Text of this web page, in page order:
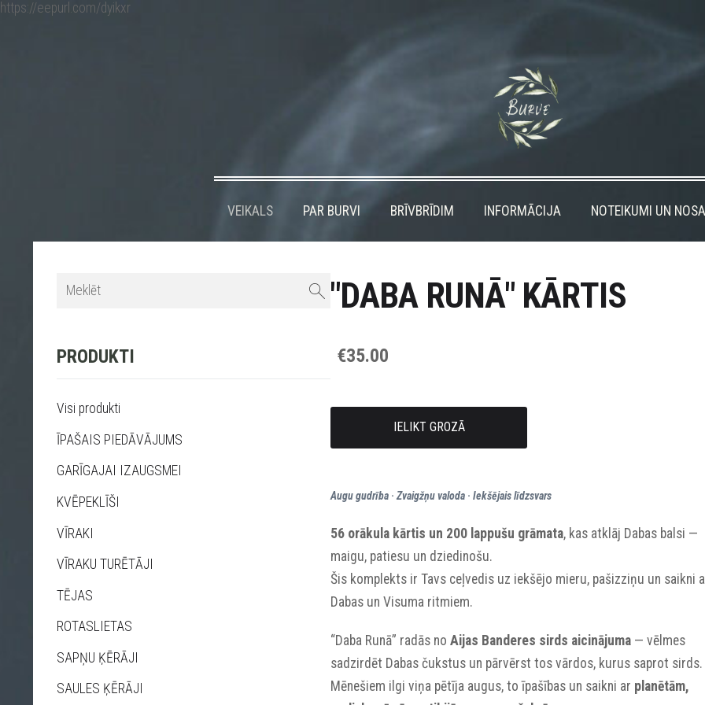
https://eepurl.com/dyikxr
VEIKALS PAR BURVI BRĪVBRĪDIM INFORMĀCIJA NOTEIKUMI UN
PRODUKTI
Visi produkti
ĪPAŠAIS PIEDĀVĀJUMS
GARĪGAJAI IZAUGSMEI
KVĒPEKLĪŠI
VĪRAKI
VĪRAKU TURĒTĀJI
TĒJAS
ROTASLIETAS
SAPŅU ĶĒRĀJI
SAULES ĶĒRĀJI
"DABA RUNĀ" KĀRTIS
€35.00
IELIKT GROZĀ
Augu gudrība · Zvaigžņu valoda · Iekšējais līdzsvars
56 orākula kārtis un 200 lappušu grāmata, kas atklāj Dabas balsi —
maigu, patiesu un dziedinošu.
Šis komplekts ir Tavs ceļvedis uz iekšējo mieru, pašizziņu un saikni
Dabas un Visuma ritmiem.
“Daba Runā” radās no Aijas Banderes sirds aicinājuma — vēlmes
sadzirdēt Dabas čukstus un pārvērst tos vārdos, kurus saprot sirds.
Mēnešiem ilgi viņa pētīja augus, to īpašības un saikni ar planētām,